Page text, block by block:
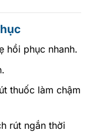
hồi phục nhanh.
thuốc làm chậm
rút ngắn thời